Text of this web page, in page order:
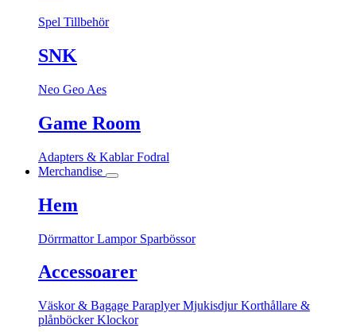
Spel Tillbehör
SNK
Neo Geo Aes
Game Room
Adapters & KablarFodral
Merchandise
Hem
DörrmattorLampor Sparbössor
Accessoarer
Väskor & Bagage ParaplyerMjukisdjurKorthållare &
plånböckerKlockor